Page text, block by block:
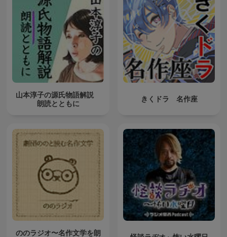
山本淳子の源氏物語解説
朗読とともに
きくドラ 名作座
ののラジオ〜名作文学を朗